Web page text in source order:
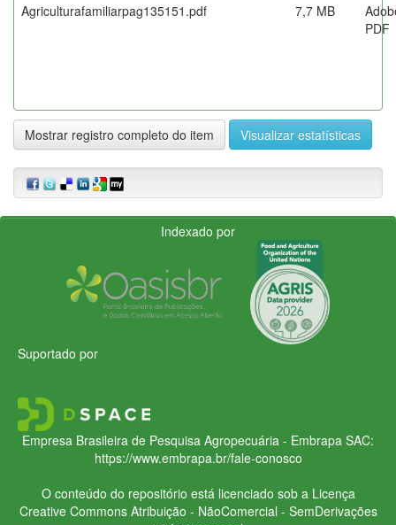
Agriculturafamiliarpag135151.pdf
7,7 MB
PDF
Mostrar registro completo do item Visualizar estatísticas
Indexado por
Suportado por
Empresa Brasileira de Pesquisa Agropecuária - Embrapa SAC:
https://www.embrapa.br/fale-conosco
O conteúdo do repositório está licenciado sob a Licença
Creative CommonsAtribuição - NãoComercial - SemDerivações